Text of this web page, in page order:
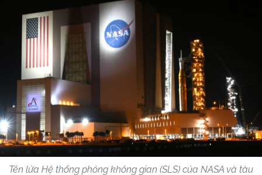
Tên lửa Hệ thống phóng không gian (SLS) của NASA và tàu